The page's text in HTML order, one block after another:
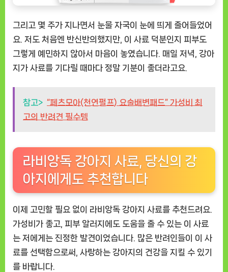
그리고 몇 주가 지나면서 눈물 자국이 눈에 띄게 줄어들었어
요. 저도 처음엔 반신반의했지만, 이 사료 덕분인지 피부도
그렇게 예민하지 않아서 마음이 놓였습니다. 매일 저녁, 강아
지가 사료를 기다릴 때마다 정말 기분이 좋더라고요.
참고> “페츠모아(천연펄프) 요술배변패드” 가성비 최
고의 반려견 필수템
라비앙독 강아지 사료, 당신의 강
아지에게도 추천합니다
이제 고민할 필요 없이 라비앙독 강아지 사료를 추천드려요.
가성비가 좋고, 피부 알러지에도 도움을 줄 수 있는 이 사료
는 저에게는 진정한 발견이었습니다. 많은 반려인들이 이 사
료를 선택함으로써, 사랑하는 강아지의 건강을 지킬 수 있기
를 바랍니다.